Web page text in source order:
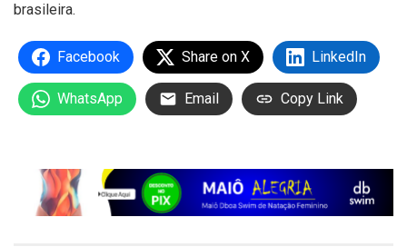
brasileira.
Facebook Share on X LinkedIn
WhatsApp Email Copy Link